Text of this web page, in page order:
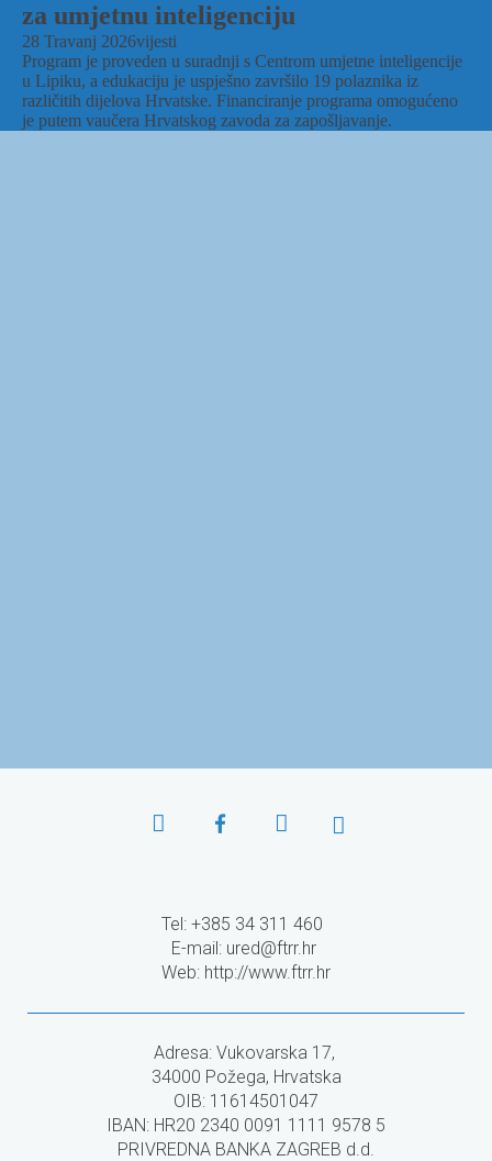
za umjetnu inteligenciju
28 Travanj 2026vijesti
Program je proveden u suradnji s Centrom umjetne inteligencije
u Lipiku, a edukaciju je uspješno završilo 19 polaznika iz
različitih dijelova Hrvatske. Financiranje programa omogućeno
je putem vaučera Hrvatskog zavoda za zapošljavanje.
Tel: +385 34 311 460
E-mail: ured@ftrr.hr
Web: http://www.ftrr.hr
Adresa: Vukovarska 17,
34000 Požega, Hrvatska
OIB: 11614501047
IBAN: HR20 2340 0091 1111 9578 5
PRIVREDNA BANKA ZAGREB d.d.